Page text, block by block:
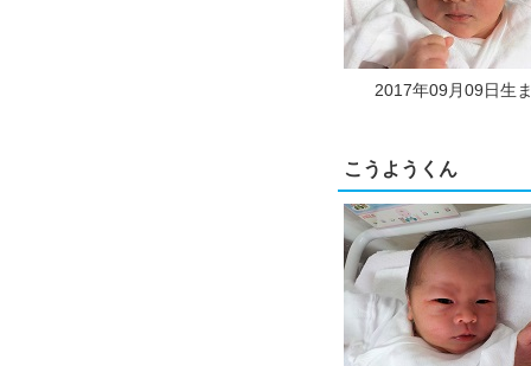
2017年09月09日生
こうようくん